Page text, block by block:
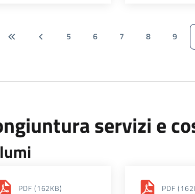
5 6 7 8 9
servizi e
PDF (162KB) PDF